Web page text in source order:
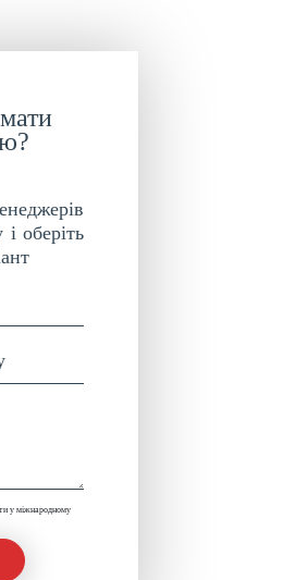
оберіть
у міжнародному